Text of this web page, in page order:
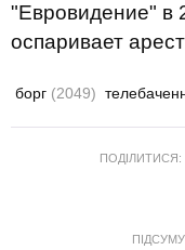
"Евровидение" в
оспаривает
борг (2049)
ПОДІЛИТИСЯ: